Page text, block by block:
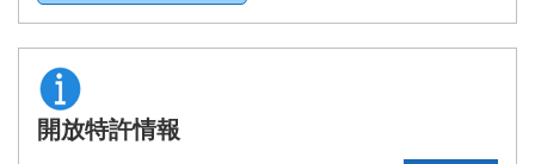
開放特許情報